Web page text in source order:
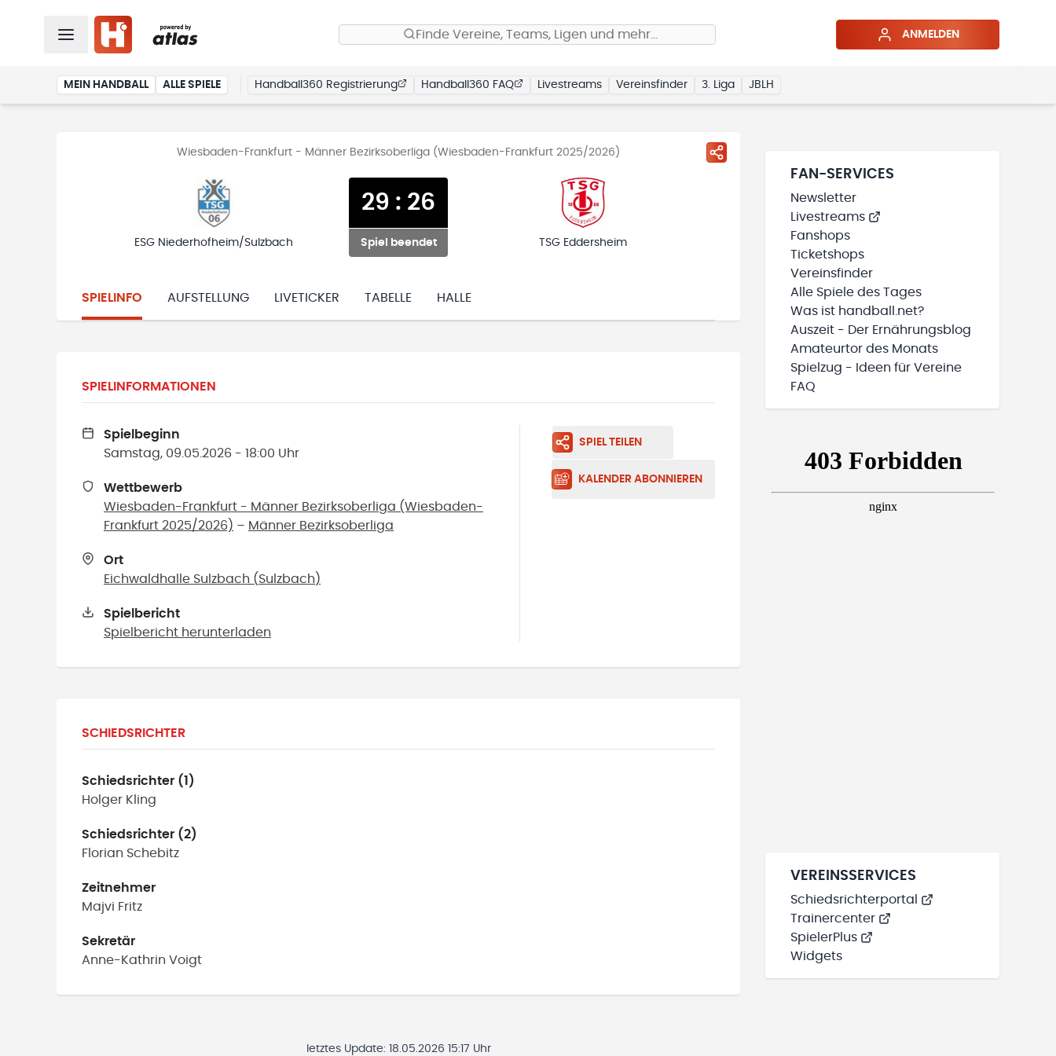
Finde Vereine, Teams, Ligen und mehr… ANMELDEN
MEIN HANDBALL ALLE SPIELE Handball360 Registrierung Handball360 FAQ Livestreams Vereinsfinder 3. Liga JBLH
Wiesbaden-Frankfurt - Männer Bezirksoberliga (Wiesbaden-Frankfurt 2025/2026)
ESG Niederhofheim/Sulzbach
29 : 26
Spiel beendet TSG Eddersheim
SPIELINFO AUFSTELLUNG LIVETICKER TABELLE HALLE
SPIELINFORMATIONEN
Spielbeginn
Samstag, 09.05.2026 - 18:00 Uhr
Wettbewerb
Wiesbaden-Frankfurt - Männer Bezirksoberliga (Wiesbaden-
Frankfurt 2025/2026) – Männer Bezirksoberliga
Ort
Eichwaldhalle Sulzbach ( Sulzbach )
Spielbericht
Spielbericht herunterladen
SPIEL TEILEN
KALENDER ABONNIEREN
SCHIEDSRICHTER
Schiedsrichter (1)
Holger Kling
Schiedsrichter (2)
Florian Schebitz
Zeitnehmer
Majvi Fritz
Sekretär
Anne-Kathrin Voigt
letztes Update: 18.05.2026 15:17 Uhr
FAN-SERVICES
Newsletter
Livestreams
Fanshops
Ticketshops
Vereinsfinder
Alle Spiele des Tages
Was ist handball.net?
Auszeit - Der Ernährungsblog
Amateurtor des Monats
Spielzug - Ideen für Vereine
FAQ
VEREINSSERVICES
Schiedsrichterportal
Trainercenter
SpielerPlus
Widgets